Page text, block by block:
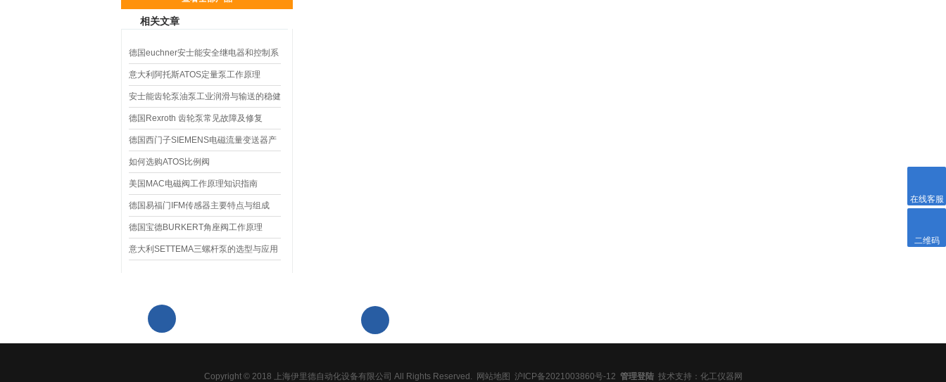
相关文章
德国euchner安士能安全继电器和控制系
统
意大利阿托斯ATOS定量泵工作原理
安士能齿轮泵油泵工业润滑与输送的稳健
守护者
德国Rexroth 齿轮泵常见故障及修复
德国西门子SIEMENS电磁流量变送器产
品特点
如何选购ATOS比例阀
美国MAC电磁阀工作原理知识指南
德国易福门IFM传感器主要特点与组成
德国宝德BURKERT角座阀工作原理
意大利SETTEMA三螺杆泵的选型与应用
Copyright © 2018 上海伊里德自动化设备有限公司 All Rights Reserved. 网站地图 沪ICP备2021003860号-12 管理登陆技术支持： 化工仪器网
在线客服
二维码